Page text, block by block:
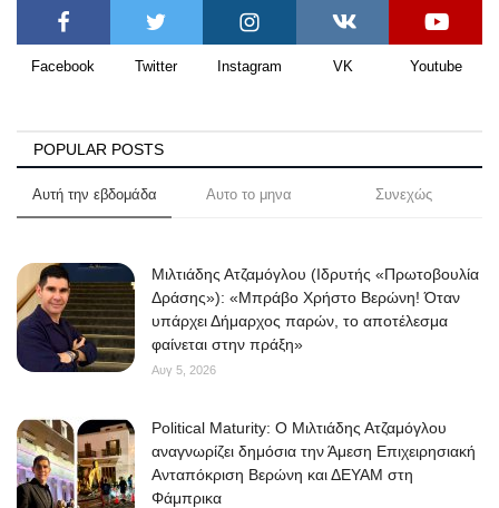
Facebook Twitter Instagram VK Youtube
POPULAR POSTS
Αυτή την εβδομάδα Αυτο το μηνα Συνεχώς
Μιλτιάδης Ατζαμόγλου (Ιδρυτής «Πρωτοβουλία
Δράσης»): «Μπράβο Χρήστο Βερώνη! Όταν
υπάρχει Δήμαρχος παρών, το αποτέλεσμα
φαίνεται στην πράξη»
Αυγ 5, 2026
Political Maturity: Ο Μιλτιάδης Ατζαμόγλου
αναγνωρίζει δημόσια την Άμεση Επιχειρησιακή
Ανταπόκριση Βερώνη και ΔΕΥΑΜ στη
Φάμπρικα